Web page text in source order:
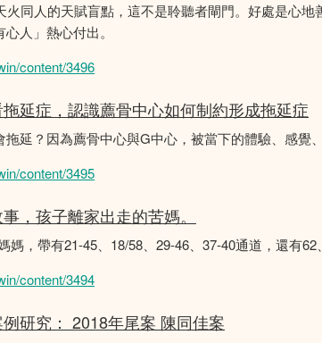
火同人的天賦盲點，這不是聆聽者閘門。好處是心
人」熱心付出。
content/3496
拖延症，認識薦骨中心如何制約形成拖延症
拖延？因為薦骨中心與G中心，被當下的體驗、感覺
content/3495
，孩子離家出走的苦媽。
媽，帶有21-45、18/58、29-46、37-40通道，還有
content/3494
例研究： 2018年尾案 陳同佳案